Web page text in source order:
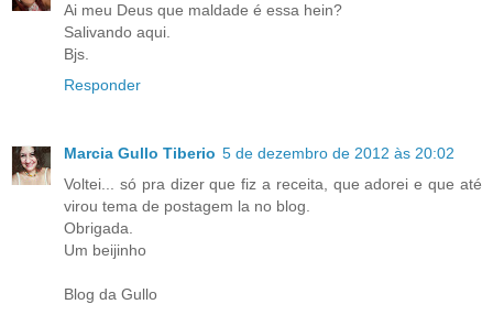
Ai meu Deus que maldade é essa hein?
Salivando aqui.
Bjs.
Responder
Marcia Gullo Tiberio 5 de dezembro de 2012 às 20:02
Voltei... só pra dizer que fiz a receita, que adorei e que até
virou tema de postagem la no blog.
Obrigada.
Um beijinho
Blog da Gullo